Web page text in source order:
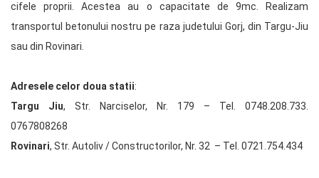
cifele proprii. Acestea au o capacitate de 9mc. Realizam
transportul betonului nostru pe raza judetului Gorj, din Targu-Jiu
sau din Rovinari.
Adresele celor doua statii:
Targu Jiu, Str. Narciselor, Nr. 179 – Tel. 0748.208.733.
0767808268
Rovinari, Str. Autoliv / Constructorilor, Nr. 32 – Tel. 0721.754.434